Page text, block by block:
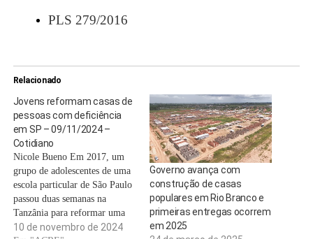
PLS 279/2016
Relacionado
Jovens reformam casas de
pessoas com deficiência
em SP – 09/11/2024 –
Cotidiano
Nicole Bueno Em 2017, um
grupo de adolescentes de uma
escola particular de São Paulo
passou duas semanas na
Tanzânia para reformar uma
escola primária. Dessa
10 de novembro de 2024
Governo avança com
construção de casas
populares em Rio Branco e
primeiras entregas ocorrem
em 2025